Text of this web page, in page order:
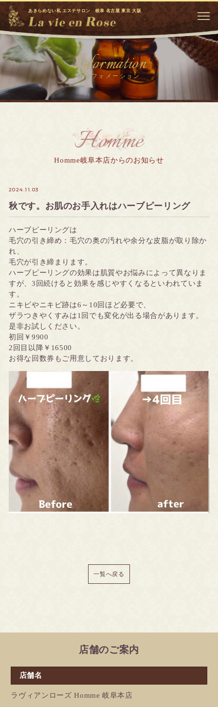
あきらめない私 エステサロン 岐阜 名古屋 東京 大阪
Information
インフォメーション
Homme
Homme岐阜本店からのお知らせ
2024.11.03
秋です。お肌のお手入れはハーブピーリング
ハーブピーリングは
毛穴の引き締め：毛穴の奥の汚れや余分な皮脂が取り除か
れ、
毛穴が引き締まります。
ハーブピーリングの効果は肌質やお悩みによって異なりま
すが、3回続けると効果を感じやすくなるといわれていま
す。
ニキビやニキビ跡は6～10回ほど必要で、
ザラつきやくすみは1回でも変化が出る場合があります。
是非お試しください。
初回￥9900
2回目以降￥16500
お得な回数券もご用意しております。
一覧へ戻る
店舗のご案内
店舗名
ラヴィアンローズ Homme 岐阜本店